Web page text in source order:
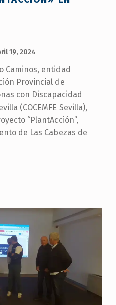
19, 2024
Caminos, entidad
Provincial de
con Discapacidad
(COCEMFE Sevilla),
“PlantAcción”,
de Las Cabezas de